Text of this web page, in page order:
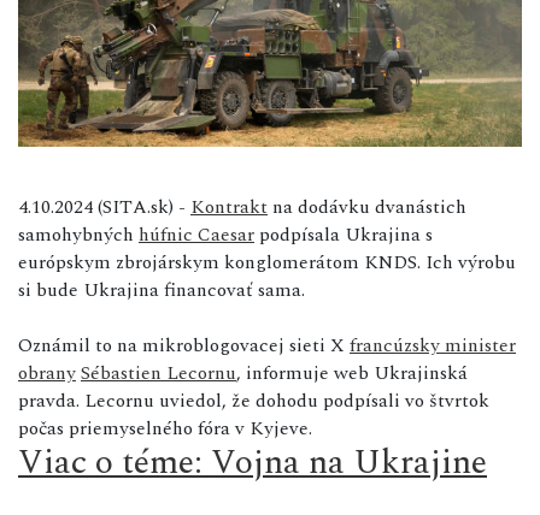
4.10.2024 (SITA.sk) - Kontrakt na dodávku dvanástich
samohybných húfnic Caesar podpísala Ukrajina s
európskym zbrojárskym konglomerátom KNDS. Ich výrobu
si bude Ukrajina financovať sama.
Oznámil to na mikroblogovacej sieti X francúzsky minister
obranySébastien Lecornu, informuje web Ukrajinská
pravda. Lecornu uviedol, že dohodu podpísali vo štvrtok
počas priemyselného fóra v Kyjeve.
Viac o téme: Vojna na Ukrajine